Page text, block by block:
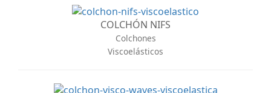
COLCHÓN NIFS
Colchones
Viscoelásticos